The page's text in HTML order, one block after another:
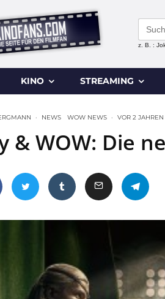
for:
z. B. :
KINO STREAMING
· NEWS WOW NEWS · VOR 2 JAHREN
& WOW: Die